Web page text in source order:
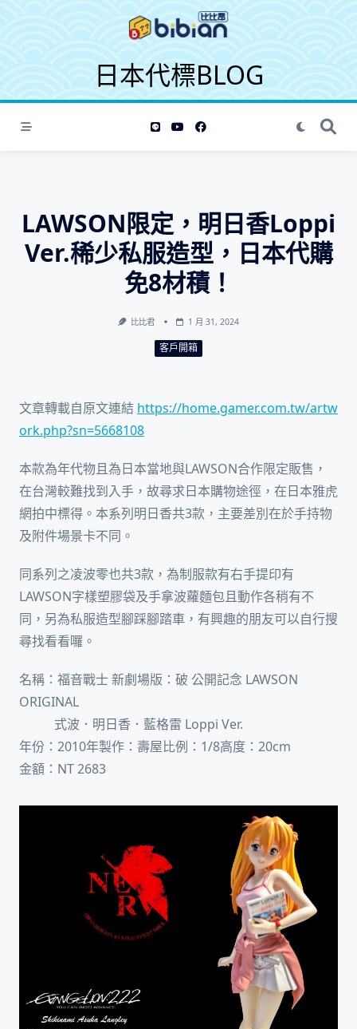
S
k
p
o
日本代標BLOG
LAWSON限定，明日香Loppi
Ver.稀少私服造型，日本代購
免8材積！
比比君 1 月 31, 2024
客戶開箱
文章轉載自原文連結 https://home.gamer.com.tw/artw
ork.php?sn=5668108
本款為年代物且為日本當地與LAWSON合作限定販售，
在台灣較難找到入手，故尋求日本購物途徑，在日本雅虎
網拍中標得。本系列明日香共3款，主要差別在於手持物
及附件場景卡不同。
同系列之凌波零也共3款，為制服款有右手提印有
LAWSON字樣塑膠袋及手拿波蘿麵包且動作各稍有不
同，另為私服造型腳踩腳踏車，有興趣的朋友可以自行搜
尋找看看囉。
名稱：福音戰士 新劇場版：破 公開記念 LAWSON
ORIGINAL
式波．明日香．藍格雷 Loppi Ver.
年份：2010年製作：壽屋比例：1/8高度：20cm
金額：NT 2683